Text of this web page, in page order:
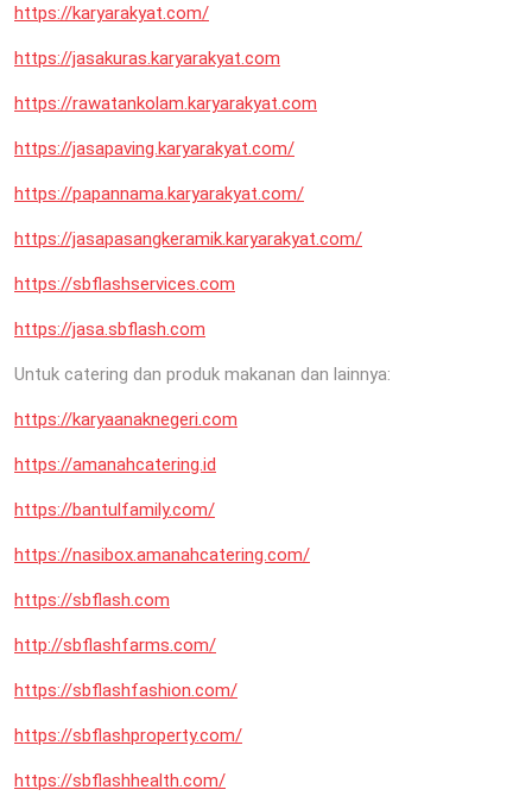
https://karyarakyat.com/
https://jasakuras.karyarakyat.com
https://rawatankolam.karyarakyat.com
https://jasapaving.karyarakyat.com/
https://papannama.karyarakyat.com/
https://jasapasangkeramik.karyarakyat.com/
https://sbflashservices.com
https://jasa.sbflash.com
Untuk catering dan produk makanan dan lainnya:
https://karyaanaknegeri.com
https://amanahcatering.id
https://bantulfamily.com/
https://nasibox.amanahcatering.com/
https://sbflash.com
http://sbflashfarms.com/
https://sbflashfashion.com/
https://sbflashproperty.com/
https://sbflashhealth.com/